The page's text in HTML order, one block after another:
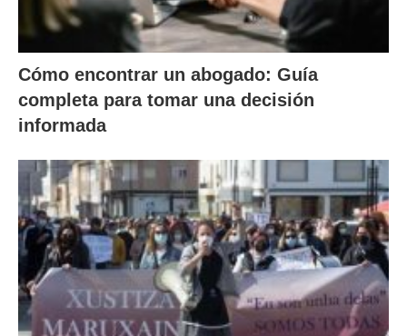
Cómo encontrar un abogado: Guía
completa para tomar una decisión
informada